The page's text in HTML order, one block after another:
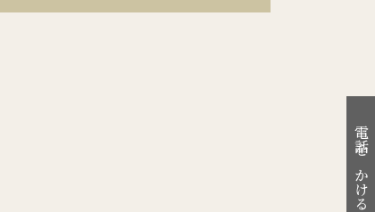
電話をかける